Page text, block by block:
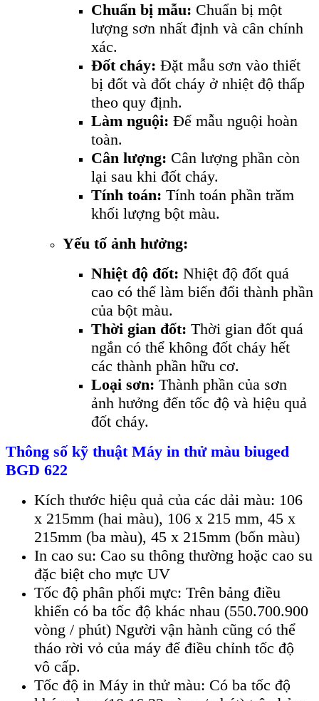
Chuẩn bị mẫu: Chuẩn bị một
lượng sơn nhất định và cân chính
xác.
Đốt cháy: Đặt mẫu sơn vào thiết
bị đốt và đốt cháy ở nhiệt độ thấp
theo quy định.
Làm nguội: Để mẫu nguội hoàn
toàn.
Cân lượng: Cân lượng phần còn
lại sau khi đốt cháy.
Tính toán: Tính toán phần trăm
khối lượng bột màu.
Yếu tố ảnh hưởng:
Nhiệt độ đốt: Nhiệt độ đốt quá
cao có thể làm biến đổi thành phần
của bột màu.
Thời gian đốt: Thời gian đốt quá
ngắn có thể không đốt cháy hết
các thành phần hữu cơ.
Loại sơn: Thành phần của sơn
ảnh hưởng đến tốc độ và hiệu quả
đốt cháy.
Thông số kỹ thuật Máy in thử màu biuged
BGD 622
Kích thước hiệu quả của các dải màu: 106
x 215mm (hai màu), 106 x 215 mm, 45 x
215mm (ba màu), 45 x 215mm (bốn màu)
In cao su: Cao su thông thường hoặc cao su
đặc biệt cho mực UV
Tốc độ phân phối mực: Trên bảng điều
khiển có ba tốc độ khác nhau (550.700.900
vòng / phút) Người vận hành cũng có thể
tháo rời vỏ của máy để điều chỉnh tốc độ
vô cấp.
Tốc độ in Máy in thử màu: Có ba tốc độ